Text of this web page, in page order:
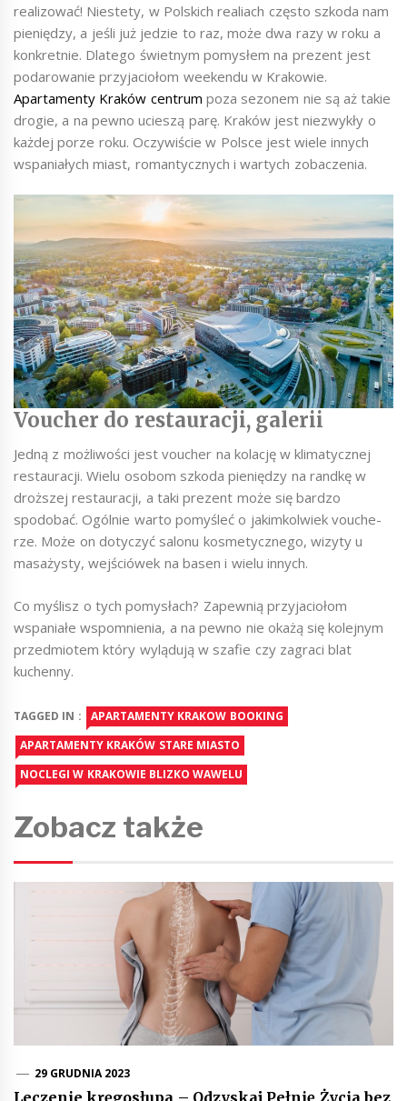
realizować! Niestety, w Polskich realiach często szkoda nam
pieniędzy, a jeśli już jedzie to raz, może dwa razy w roku a
konkretnie. Dlatego świetnym pomysłem na prezent jest
podarowanie przyjaciołom weekendu w Krakowie.
Apartamenty Kraków centrum poza sezonem nie są aż takie
drogie, a na pewno ucieszą parę. Kraków jest niezwykły o
każdej porze roku. Oczywiście w Polsce jest wiele innych
wspaniałych miast, romantycznych i wartych zobaczenia.
Voucher do restauracji, galerii
Jedną z możliwości jest voucher na kolację w klimatycznej
restauracji. Wielu osobom szkoda pieniędzy na randkę w
droższej restauracji, a taki prezent może się bardzo
spodobać. Ogólnie warto pomyśleć o jakimkolwiek vouche-
rze. Może on dotyczyć salonu kosmetycznego, wizyty u
masażysty, wejściówek na basen i wielu innych.
Co myślisz o tych pomysłach? Zapewnią przyjaciołom
wspaniałe wspomnienia, a na pewno nie okażą się kolejnym
przedmiotem który wylądują w szafie czy zagraci blat
kuchenny.
TAGGED IN :
APARTAMENTY KRAKOW BOOKING
APARTAMENTY KRAKÓW STARE MIASTO
NOCLEGI W KRAKOWIE BLIZKO WAWELU
Zobacz także
29 GRUDNIA 2023